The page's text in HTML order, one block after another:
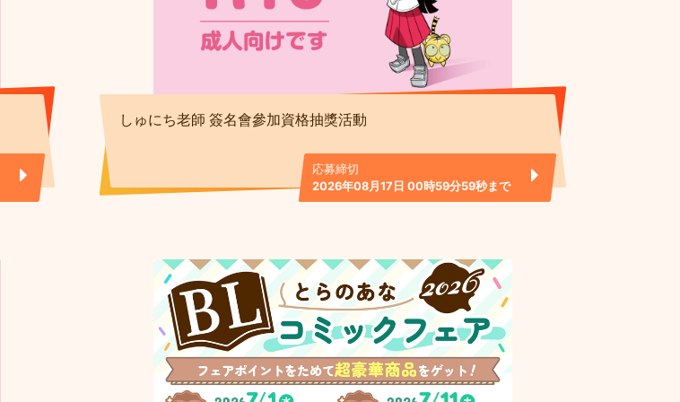
しゅにち老師 簽名會參加資格抽獎活動
応募締切
2026年08月17日 00時59分59秒まで